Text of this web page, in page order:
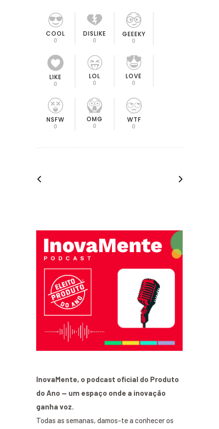
COOL
0
DISLIKE
0
GEEEKY
0
LIKE
0
LOL
0
LOVE
0
NSFW
0
OMG
0
WTF
0
InovaMente, o podcast oficial do Produto
do Ano — um espaço onde a inovação
ganha voz.
Todas as semanas, damos-te a conhecer os